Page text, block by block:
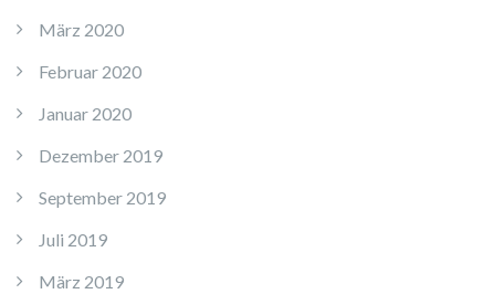
März 2020
Februar 2020
Januar 2020
Dezember 2019
September 2019
Juli 2019
März 2019